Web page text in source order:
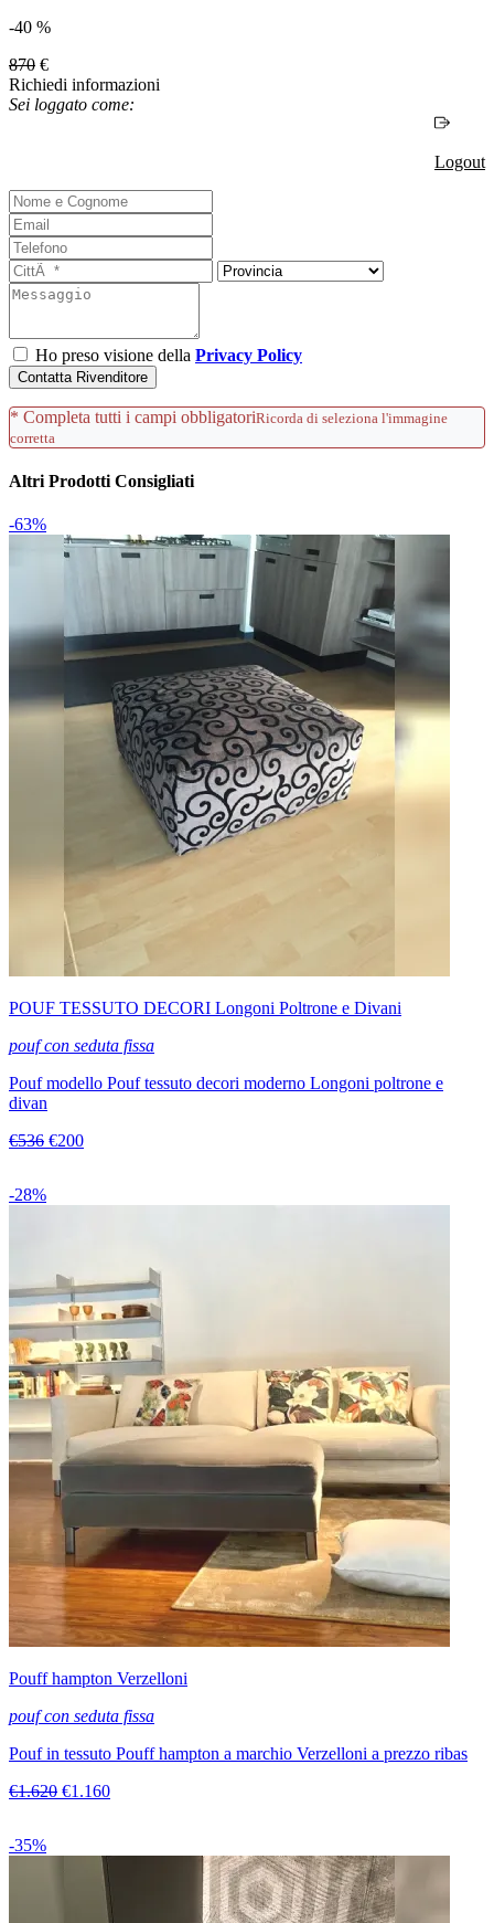
-40 %
870 €
Richiedi informazioni
Sei loggato come:
Logout
Ho preso visione della Privacy Policy
Contatta Rivenditore
* Completa tutti i campi obbligatoriRicorda di seleziona l'immagine
corretta
Altri Prodotti Consigliati
-63%
POUF TESSUTO DECORI Longoni Poltrone e Divani
pouf con seduta fissa
Pouf modello Pouf tessuto decori moderno Longoni poltrone e
divan
€536 €200
-28%
Pouff hampton Verzelloni
pouf con seduta fissa
Pouf in tessuto Pouff hampton a marchio Verzelloni a prezzo ribas
€1.620 €1.160
-35%